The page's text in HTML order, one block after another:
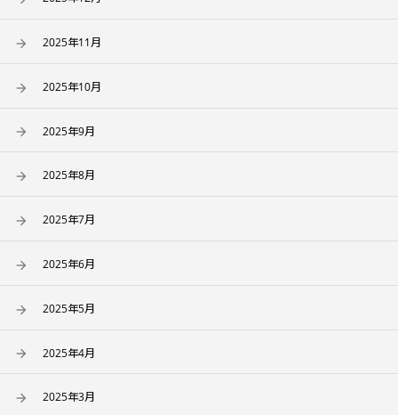
2025年11月
2025年10月
2025年9月
2025年8月
2025年7月
2025年6月
2025年5月
2025年4月
2025年3月